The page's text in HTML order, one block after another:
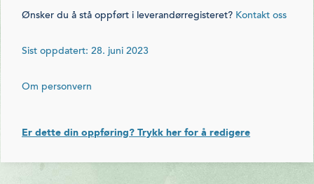
Ønsker du å stå oppført i leverandørregisteret? Kontakt oss
Sist oppdatert: 28. juni 2023
Om personvern
Er dette din oppføring? Trykk her for å redigere